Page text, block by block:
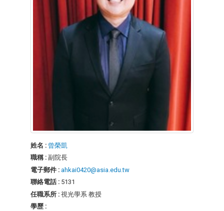
姓名 : 曾榮凱
職稱 : 副院長
電子郵件 : ahkai0420@asia.edu.tw
聯絡電話 : 5131
任職系所 : 視光學系 教授
學歷 :